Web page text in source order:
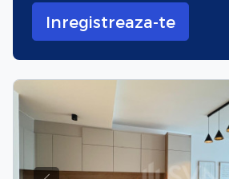
Inregistreaza-te